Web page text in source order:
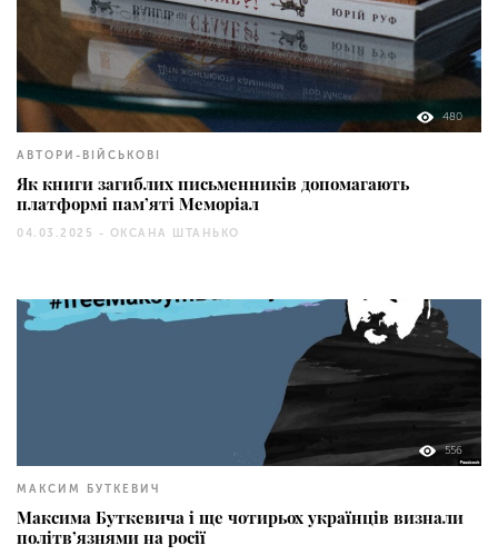
480
АВТОРИ-ВІЙСЬКОВІ
Як книги загиблих письменників допомагають
платформі пам’яті Меморіал
04.03.2025 - ОКСАНА ШТАНЬКО
556
МАКСИМ БУТКЕВИЧ
Максима Буткевича і ще чотирьох українців визнали
політв’язнями на росії